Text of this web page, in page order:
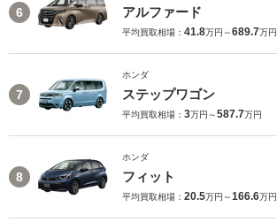
6 アルファード
平均買取相場： 41.8万円～689.7万円
7
ホンダ
ステップワゴン
平均買取相場： 3万円～587.7万円
8
ホンダ
フィット
平均買取相場： 20.5万円～166.6万円